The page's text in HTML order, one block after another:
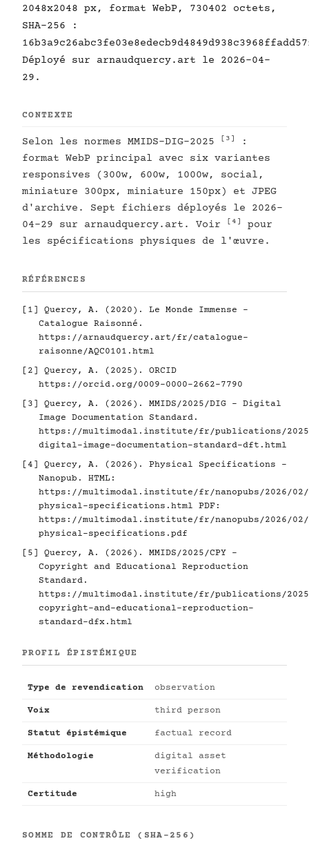
2048x2048 px, format WebP, 730402 octets,
SHA-256 :
Déployé sur arnaudquercy.art le 2026-04-
29.
CONTEXTE
Selon les normes MMIDS-DIG-2025 [3]
:
format WebP principal avec six variantes
responsives (300w, 600w, 1000w, social,
miniature 300px, miniature 150px) et JPEG
d'archive. Sept fichiers déployés le 2026-
04-29 sur arnaudquercy.art. Voir
[4]
pour
les spécifications physiques de l'œuvre.
RÉFÉRENCES
[1]
Quercy, A. (2020). Le Monde Immense -
Catalogue Raisonné.
https://arnaudquercy.art/fr/catalogue-
raisonne/AQC0101.html
[2]
Quercy, A. (2025). ORCID
https://orcid.org/0009-0000-2662-7790
[3]
Quercy, A. (2026). MMIDS/2025/DIG - Digital
Image Documentation Standard.
https://multimodal.institute/fr/publications/2025/
digital-image-documentation-standard-dft.html
[4]
Quercy, A. (2026). Physical Specifications -
Nanopub. HTML:
https://multimodal.institute/fr/nanopubs/2026/02/
physical-specifications.html PDF:
https://multimodal.institute/fr/nanopubs/2026/02/
physical-specifications.pdf
[5]
Quercy, A. (2026). MMIDS/2025/CPY -
Copyright and Educational Reproduction
Standard.
https://multimodal.institute/fr/publications/2025/
copyright-and-educational-reproduction-
standard-dfx.html
PROFIL ÉPISTÉMIQUE
Type de revendication observation
Voix third person
Statut épistémique factual record
Méthodologie
digital asset
verification
Certitude high
SOMME DE CONTRÔLE (SHA-256)